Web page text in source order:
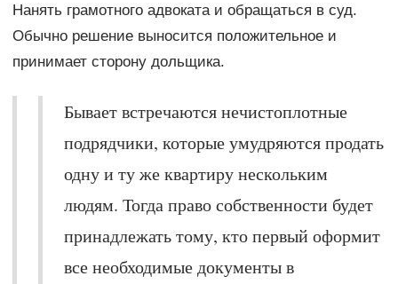
Нанять грамотного адвоката и обращаться в суд.
Обычно решение выносится положительное и
принимает сторону дольщика.
Бывает встречаются нечистоплотные
подрядчики, которые умудряются продать
одну и ту же квартиру нескольким
людям. Тогда право собственности будет
принадлежать тому, кто первый оформит
все необходимые документы в